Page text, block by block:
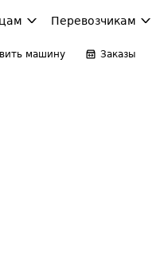
Перевозчикам
машину Заказы